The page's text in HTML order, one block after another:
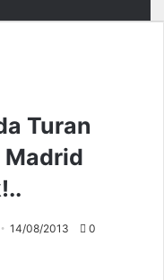
Turan
Madrid
14/08/2013 0